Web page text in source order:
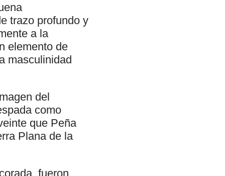
trazo profundo y
a la
elemento de
masculinidad
del
como
que Peña
Plana de la
fueron